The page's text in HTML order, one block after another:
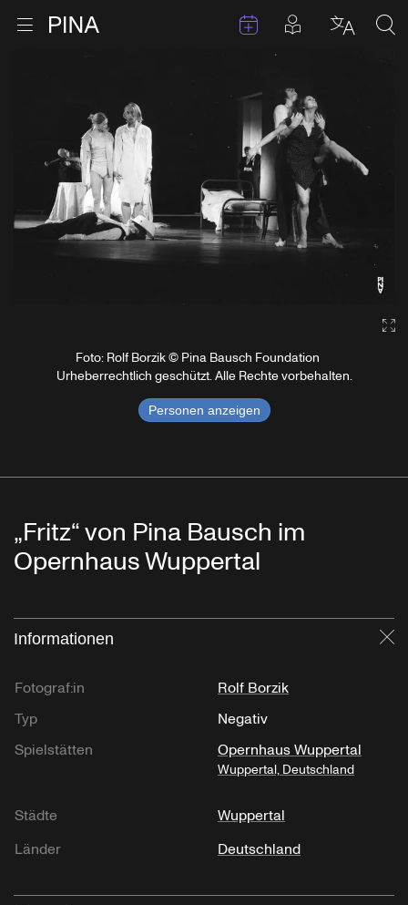
Menu öffnen TermineBeiträge in
Foto: Rolf Borzik © Pina Bausch Foundation
Urheberrechtlich geschützt. Alle Rechte vorbehalten.
Personen anzeigen
„Fritz“ von Pina Bausch im
Opernhaus Wuppertal
Informationen
Fotograf:in
Rolf Borzik
Typ
Negativ
Spielstätten
Opernhaus Wuppertal
Wuppertal, Deutschland
Städte
Wuppertal
Länder
Deutschland